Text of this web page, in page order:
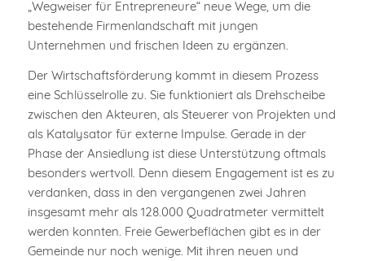
„Wegweiser für Entrepreneure“ neue Wege, um die
bestehende Firmenlandschaft mit jungen
Unternehmen und frischen Ideen zu ergänzen.
Der Wirtschaftsförderung kommt in diesem Prozess
eine Schlüsselrolle zu. Sie funktioniert als Drehscheibe
zwischen den Akteuren, als Steuerer von Projekten und
als Katalysator für externe Impulse. Gerade in der
Phase der Ansiedlung ist diese Unterstützung oftmals
besonders wertvoll. Denn diesem Engagement ist es zu
verdanken, dass in den vergangenen zwei Jahren
insgesamt mehr als 128.000 Quadratmeter vermittelt
werden konnten. Freie Gewerbeflächen gibt es in der
Gemeinde nur noch wenige. Mit ihren neuen und